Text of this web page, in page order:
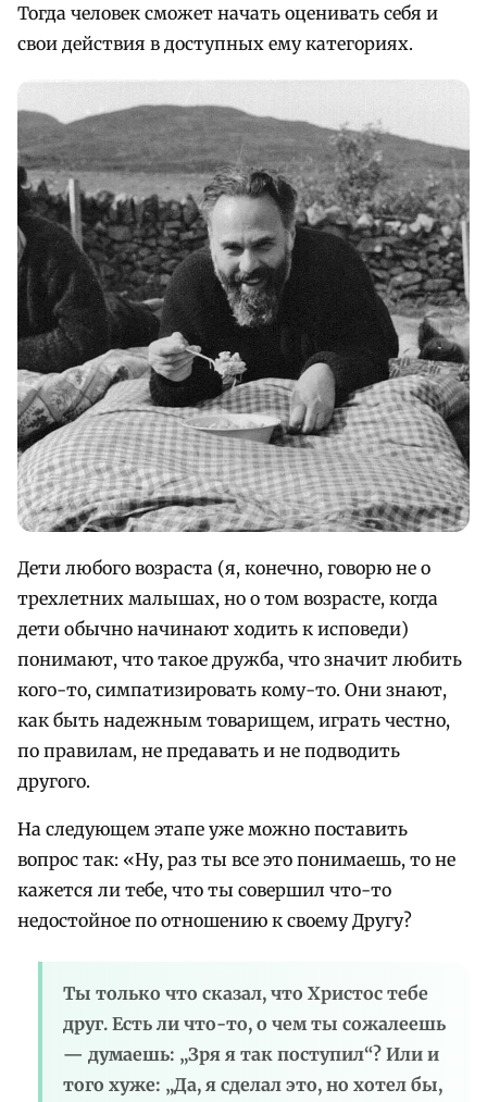
Тогда человек сможет начать оценивать себя и
свои действия в доступных ему категориях.
Дети любого возраста (я, конечно, говорю не о
трехлетних малышах, но о том возрасте, когда
дети обычно начинают ходить к исповеди)
понимают, что такое дружба, что значит любить
кого-то, симпатизировать кому-то. Они знают,
как быть надежным товарищем, играть честно,
по правилам, не предавать и не подводить
другого.
На следующем этапе уже можно поставить
вопрос так: «Ну, раз ты все это понимаешь, то не
кажется ли тебе, что ты совершил что-то
недостойное по отношению к своему Другу?
Ты только что сказал, что Христос тебе
друг. Есть ли что-то, о чем ты сожалеешь
— думаешь: „Зря я так поступил“? Или и
того хуже: „Да, я сделал это, но хотел бы,